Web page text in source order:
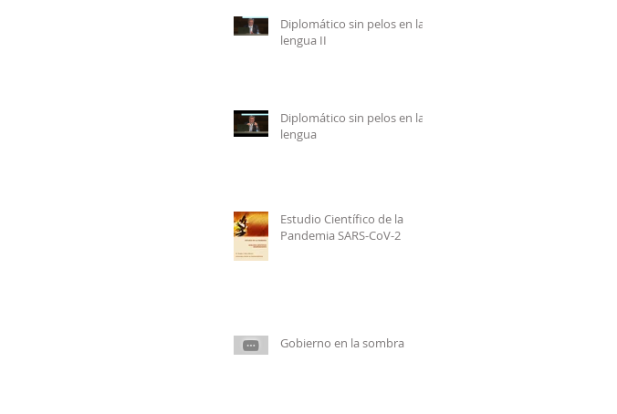
Diplomático sin pelos en la
lengua II
Diplomático sin pelos en la
lengua
Estudio Científico de la
Pandemia SARS-CoV-2
Gobierno en la sombra